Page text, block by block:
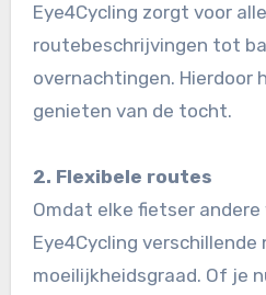
Eye4Cycling zorgt voor
routebeschrijvingen tot
overnachtingen. Hierdoor
genieten van de tocht.
2. Flexibele routes
Omdat elke fietser
Eye4Cycling verschillende
moeilijkheidsgraad. Of je